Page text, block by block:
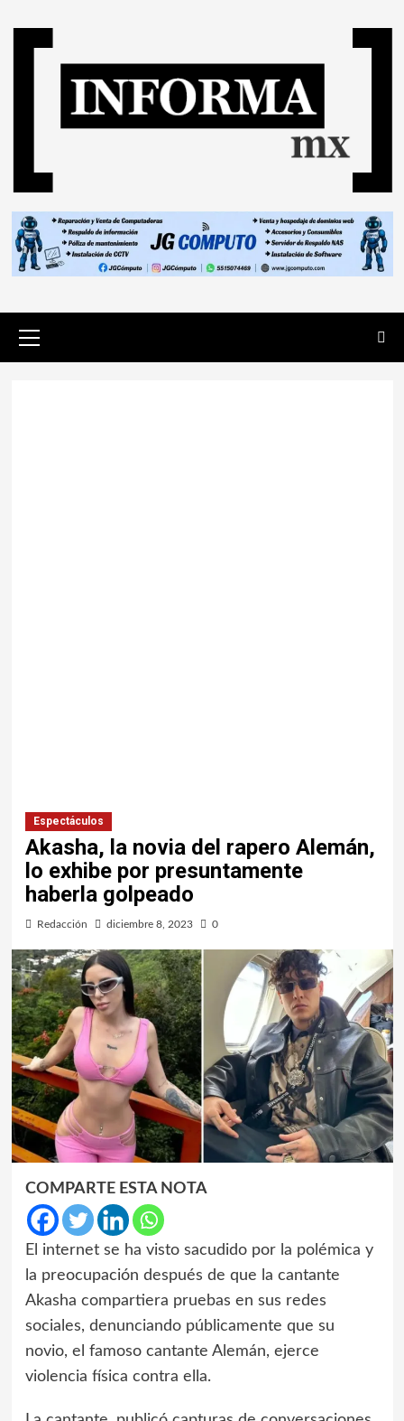
Espectáculos
Akasha, la novia del rapero Alemán,
lo exhibe por presuntamente
haberla golpeado
Redacción diciembre 8, 2023 0
COMPARTE ESTA NOTA
El internet se ha visto sacudido por la polémica y
la preocupación después de que la cantante
Akasha compartiera pruebas en sus redes
sociales, denunciando públicamente que su
novio, el famoso cantante Alemán, ejerce
violencia física contra ella.